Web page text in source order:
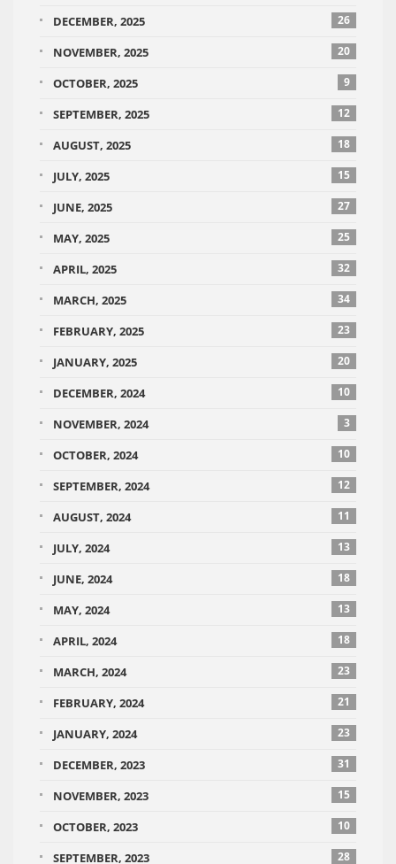
DECEMBER, 2025 26
NOVEMBER, 2025 20
OCTOBER, 2025 9
SEPTEMBER, 2025 12
AUGUST, 2025 18
JULY, 2025 15
JUNE, 2025 27
MAY, 2025 25
APRIL, 2025 32
MARCH, 2025 34
FEBRUARY, 2025 23
JANUARY, 2025 20
DECEMBER, 2024 10
NOVEMBER, 2024 3
OCTOBER, 2024 10
SEPTEMBER, 2024 12
AUGUST, 2024 11
JULY, 2024 13
JUNE, 2024 18
MAY, 2024 13
APRIL, 2024 18
MARCH, 2024 23
FEBRUARY, 2024 21
JANUARY, 2024 23
DECEMBER, 2023 31
NOVEMBER, 2023 15
OCTOBER, 2023 10
SEPTEMBER, 2023 28